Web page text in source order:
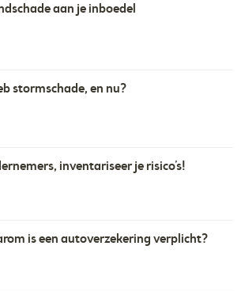
aan je inboedel
stormschade, en nu?
inventariseer je risico’s!
is een autoverzekering verplicht?